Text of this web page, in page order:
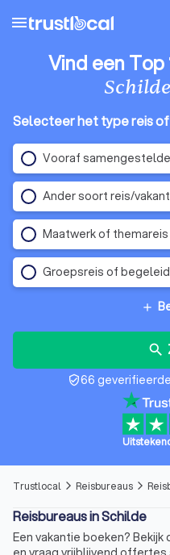
menu
Vind een Top
Schilde
Selecteer het type reis
Vooraf
Ander soort reis/
Maatwerk of themareis
Groepsreis of
add
search
verified_user66
Trustlocal arrow_forward_ios Reisbureaus arrow_forward_ios
Reisbureaus in Schilde
Een vakantie boeken?